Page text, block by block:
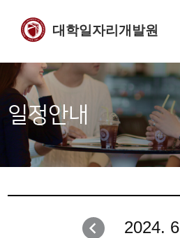
대학일자리개발원
일정안내
2024. 6